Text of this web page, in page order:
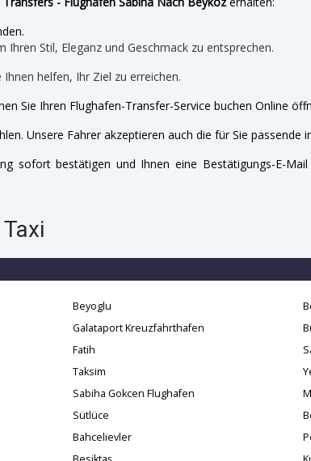
Stil, Eleganz und Geschmack zu entsprechen.
helfen, Ihr Ziel zu erreichen.
Sie Ihren Flughafen-Transfer-Service buchen Online
Unsere Fahrer akzeptieren auch die für Sie passende
sofort bestätigen und Ihnen eine Bestätigungs-E-
Beyoglu
Galataport Kreuzfahrthafen
Fatih
Taksim
Sabiha Gokcen Flughafen
Sütlüce
Bahcelievler